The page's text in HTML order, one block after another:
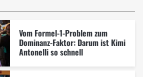
Vom Formel-1-Problem zum
Dominanz-Faktor: Darum ist Kimi
Antonelli so schnell